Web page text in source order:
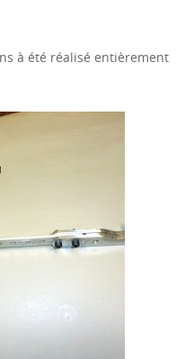
à été réalisé entièrement